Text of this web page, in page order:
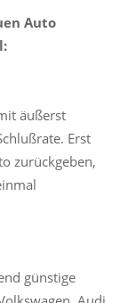
Auto
äußerst
Erst
zurückgeben,
günstige